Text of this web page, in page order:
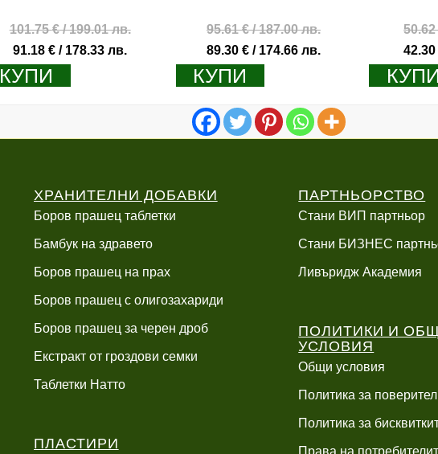
101.75€/ 199.01 лв.Original
101.75 €
199.01 лв..
91.18€ / 178.33 лв.
КУПИ
95.61€/ 187.00 лв.Original
187.00 лв..
89.30 €/ 174.66 лв.
89.30 €
/
КУПИ КУПИ
ХРАНИТЕЛНИ ДОБАВКИ
Боров прашец таблетки
Бамбук на здравето
Боров прашец на прах
Боров прашец с олигозахариди
Боров прашец за черен дроб
Екстракт от гроздови семки
Таблетки Натто
ПЛАСТИРИ
ПАРТНЬОРСТВО
Стани ВИП партньор
Стани БИЗНЕС
Ливъридж Академия
ПОЛИТИКИ И
УСЛОВИЯ
Общи условия
Политика за
Политика за